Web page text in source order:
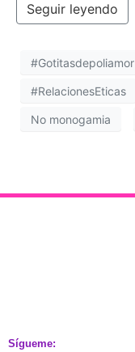
Seguir leyendo
#Gotitasdepoliamor
#RelacionesEticas
No monogamia
Sígueme: